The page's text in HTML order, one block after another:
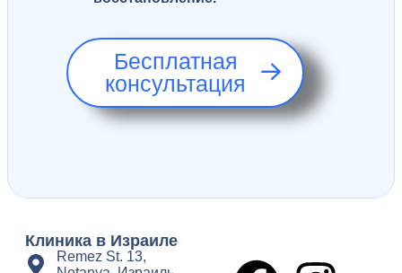
Бесплатная
консультация
Клиника в Израиле
Remez St. 13,